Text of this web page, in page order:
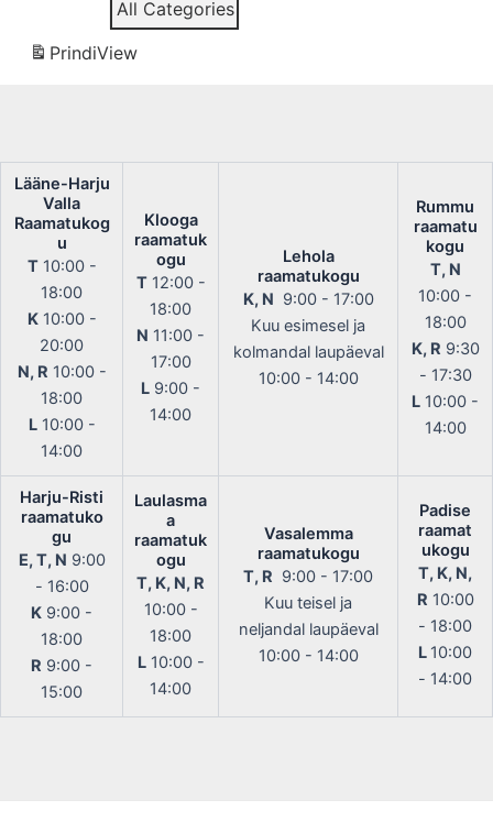
All Categories
PrindiView
Lääne-Harju
Valla
Raamatukog
u
T10:00 -
18:00
K10:00 -
20:00
N, R 10:00 -
18:00
L10:00 -
14:00
Klooga
raamatuk
ogu
T12:00 -
18:00
N 11:00 -
17:00
L 9:00 -
14:00
Lehola
raamatukogu
K, N 9:00 - 17:00
Kuu esimesel ja
kolmandal laupäeval
10:00 - 14:00
Rummu
raamatu
kogu
T, N
10:00 -
18:00
K, R 9:30
- 17:30
L 10:00 -
14:00
Harju-Risti
raamatuko
gu
E, T, N 9:00
- 16:00
K 9:00 -
18:00
R 9:00 -
15:00
Laulasma
a
raamatuk
ogu
T, K, N, R
10:00 -
18:00
L10:00 -
14:00
Vasalemma
raamatukogu
T, R 9:00 - 17:00
Kuu teisel ja
neljandal laupäeval
10:00 - 14:00
Padise
raamat
ukogu
T, K, N,
R 10:00
- 18:00
L 10:00
- 14:00